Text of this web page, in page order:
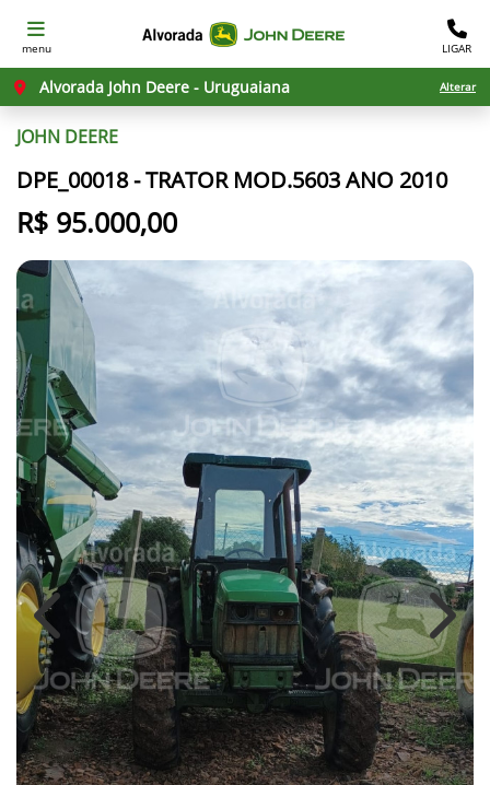
menu LIGAR
Alvorada John Deere - Uruguaiana Alterar
JOHN DEERE
DPE_00018 - TRATOR MOD.5603 ANO 2010
R$ 95.000,00
Previous Next